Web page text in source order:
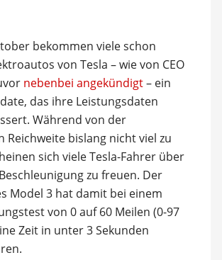
bekommen viele schon
von Tesla – wie von CEO
nebenbei angekündigt– ein
das ihre Leistungsdaten
Während von der
Reichweite bislang nicht viel zu
sich viele Tesla-Fahrer über
zu freuen. Der
Model 3 hat damit bei einem
von 0 auf 60 Meilen (0-97
Zeit in unter 3 Sekunden